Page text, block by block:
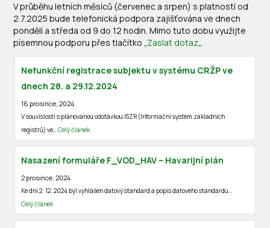
V průběhu letních měsíců (červenec a srpen) s platností od
2.7.2025 bude telefonická podpora zajišťována ve dnech
pondělí a středa od 9 do 12 hodin. Mimo tuto dobu využijte
písemnou podporu přes tlačítko „Zaslat dotaz„.
Nefunkční registrace subjektu v systému CRŽP ve
dnech 28. a 29.12.2024
16 prosince, 2024
V souvislosti s plánovanou odstávkou ISZR (Informační systém základních
registrů) ve…Celý článek
Nasazení formuláře F_VOD_HAV – Havarijní plán
2 prosince, 2024
Ke dni 2. 12. 2024 byl vyhlášen datový standard a popis datového standardu…
Celý článek